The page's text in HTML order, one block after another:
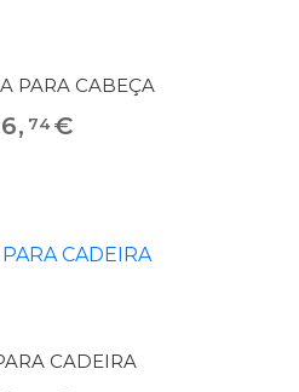
PARA CABEÇA
, 74 €
CADEIRA